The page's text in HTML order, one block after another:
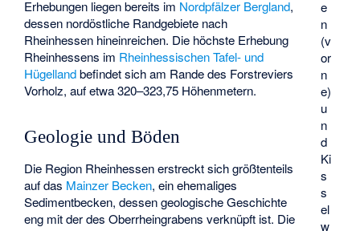
e
n
(v
or
n
e)
u
n
d
Ki
s
s
el
w
Erhebungen liegen bereits im Nordpfälzer Bergland,
dessen nordöstliche Randgebiete nach
Rheinhessen hineinreichen. Die höchste Erhebung
Rheinhessens im Rheinhessischen Tafel- und
Hügellandbefindet sich am Rande des Forstreviers
Vorholz, auf etwa 320–323,75 Höhenmetern.
Geologie und Böden
Die Region Rheinhessen erstreckt sich größtenteils
auf das Mainzer Becken, ein ehemaliges
Sedimentbecken, dessen geologische Geschichte
eng mit der des Oberrheingrabens verknüpft ist. Die